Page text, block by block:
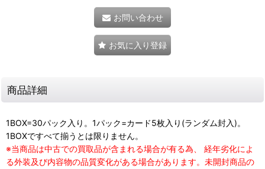
お問い合わせ
お気に入り登録
商品詳細
1BOX=30パック入り。1パック=カード5枚入り(ランダム封入)。
1BOXですべて揃うとは限りません。
※当商品は中古での買取品が含まれる場合が有る為、 経年劣化によ
る外装及び内容物の品質変化がある場合があります。未開封商品の